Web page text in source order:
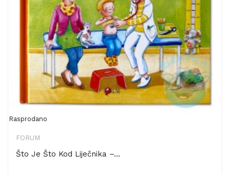
Rasprodano
FORUM
Što Je Što Kod Liječnika –...